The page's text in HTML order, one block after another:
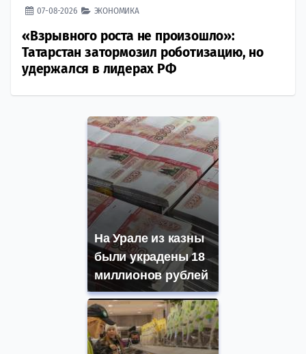
07-08-2026 ЭКОНОМИКА
«Взрывного роста не произошло»:
Татарстан затормозил роботизацию, но
удержался в лидерах РФ
На Урале из казны
были украдены 18
миллионов рублей